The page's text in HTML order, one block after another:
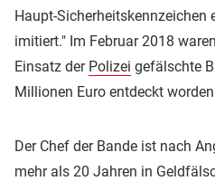
Haupt-Sicherheitskennzeichen
imitiert." Im Februar 2018
Einsatz der Polizei gefälschte
Millionen Euro entdeckt
Der Chef der Bande ist nach
mehr als 20 Jahren in